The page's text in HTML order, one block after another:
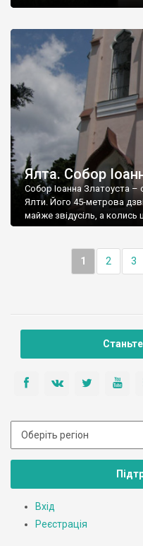
Ялта. Собор
Собор Іоанна Златоуста –
Ялти. Його 45-метрова
майже звідусіль, а колись
1 2 3
Вхід
Реєстрація